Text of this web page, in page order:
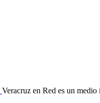
Veracruz en Red es un